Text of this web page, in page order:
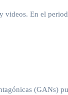
En el
(GANs)